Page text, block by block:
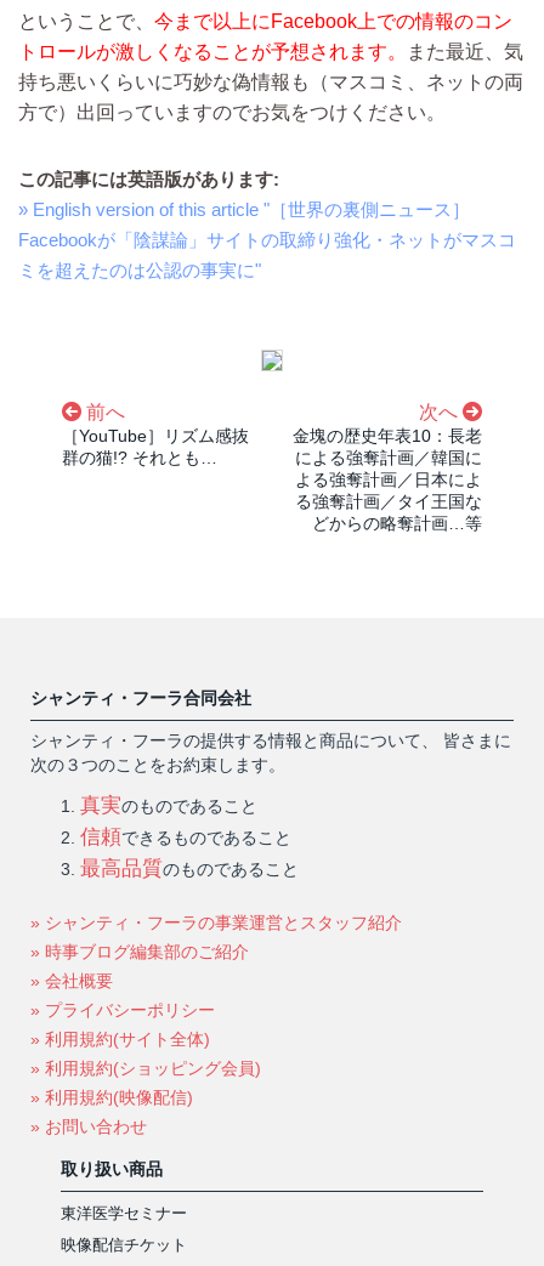
ということで、 今まで以上にFacebook上での情報のコン
トロールが激しくなることが予想されます。
また最近、気
持ち悪いくらいに巧妙な偽情報も（マスコミ、ネットの両
方で）出回っていますのでお気をつけください。
この記事には英語版があります:
» English version of this article "［世界の裏側ニュース］
Facebookが「陰謀論」サイトの取締り強化・ネットがマスコ
ミを超えたのは公認の事実に"
前へ
［YouTube］リズム感抜
群の猫!? それとも…
次へ
金塊の歴史年表10：長老
による強奪計画／韓国に
よる強奪計画／日本によ
る強奪計画／タイ王国な
どからの略奪計画…等
シャンティ・フーラ合同会社
シャンティ・フーラの提供する情報と商品について、 皆さまに
次の３つのことをお約束します。
真実のものであること
信頼できるものであること
最高品質のものであること
» シャンティ・フーラの事業運営とスタッフ紹介
» 時事ブログ編集部のご紹介
» 会社概要
» プライバシーポリシー
» 利用規約(サイト全体)
» 利用規約(ショッピング会員)
» 利用規約(映像配信)
» お問い合わせ
取り扱い商品
東洋医学セミナー
映像配信チケット